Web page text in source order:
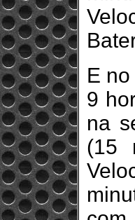
E
9
na
(15